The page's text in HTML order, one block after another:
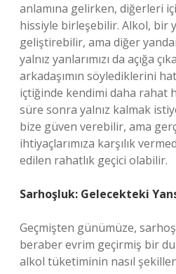
anlamına gelirken, diğerleri
hissiyle birleşebilir. Alkol, bir
geliştirebilir, ama diğer
yalnız yanlarımızı da açığa
arkadaşımın söylediklerini
içtiğinde kendimi daha rahat
süre sonra yalnız kalmak
bize güven verebilir, ama
ihtiyaçlarımıza karşılık
edilen rahatlık geçici olabilir.
Sarhoşluk: Gelecekteki
Geçmişten günümüze,
beraber evrim geçirmiş bir
alkol tüketiminin nasıl